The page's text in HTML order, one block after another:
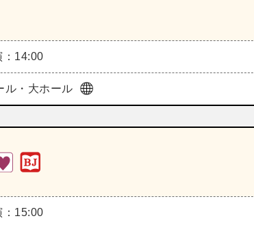
：14:00
ル・大ホール
：15:00